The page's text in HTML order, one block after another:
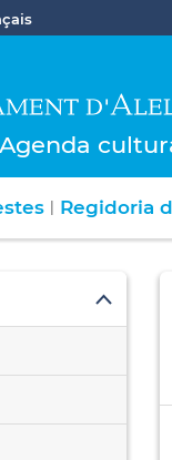
Agenda
| Regidoria